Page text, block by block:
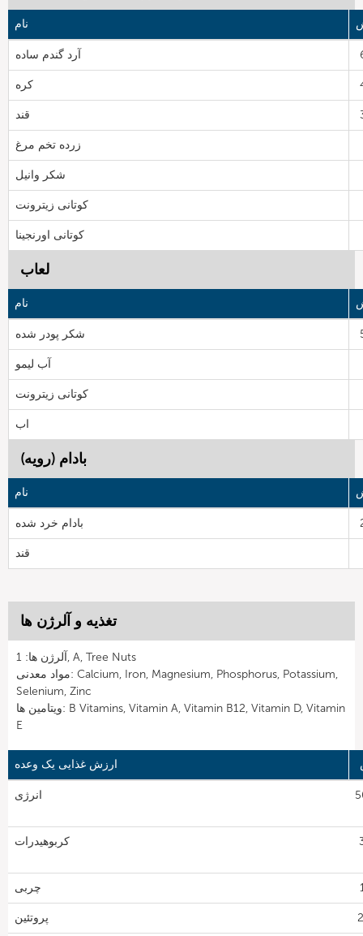
نام
آرد گندم ساده
کره
قند
زرده تخم مرغ
شکر وانیل
کوتانی زیترونت
کوتانی اورنجینا
لعاب
نام
شکر پودر شده
آب لیمو
کوتانی زیترونت
اب
بادام (رویه)
نام
بادام خرد شده
قند
تغذیه و آلرژن ها
آلرژن ها: 1, A, Tree Nuts
مواد معدنی: Calcium, Iron, Magnesium, Phosphorus, Potassium,
Selenium, Zinc
ویتامین ها: B Vitamins, Vitamin A, Vitamin B12, Vitamin D, Vitamin
E
ارزش غذایی یک وعده
انرژی
کربوهیدرات
چربی
پروتئین